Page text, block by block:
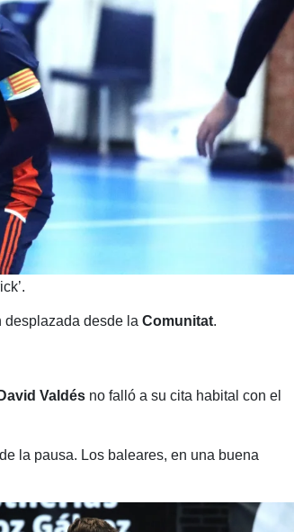
desplazada desde la Comunitat.
David Valdésno falló a su cita habital con el
la pausa. Los baleares, en una buena